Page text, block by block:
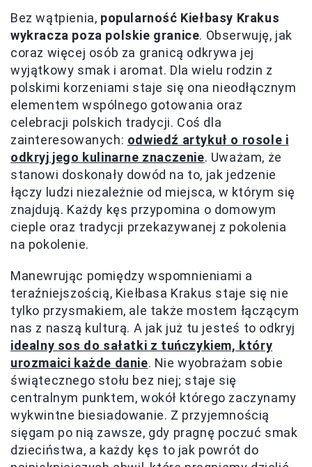
Bez wątpienia, popularność Kiełbasy Krakus
wykracza poza polskie granice. Obserwuję, jak
coraz więcej osób za granicą odkrywa jej
wyjątkowy smak i aromat. Dla wielu rodzin z
polskimi korzeniami staje się ona nieodłącznym
elementem wspólnego gotowania oraz
celebracji polskich tradycji. Coś dla
zainteresowanych: odwiedź artykuł o rosole i
odkryj jego kulinarne znaczenie. Uważam, że
stanowi doskonały dowód na to, jak jedzenie
łączy ludzi niezależnie od miejsca, w którym się
znajdują. Każdy kęs przypomina o domowym
cieple oraz tradycji przekazywanej z pokolenia
na pokolenie.
Manewrując pomiędzy wspomnieniami a
teraźniejszością, Kiełbasa Krakus staje się nie
tylko przysmakiem, ale także mostem łączącym
nas z naszą kulturą. A jak już tu jesteś to odkryj
idealny sos do sałatki z tuńczykiem, który
urozmaici każde danie. Nie wyobrażam sobie
świątecznego stołu bez niej; staje się
centralnym punktem, wokół którego zaczynamy
wykwintne biesiadowanie. Z przyjemnością
sięgam po nią zawsze, gdy pragnę poczuć smak
dzieciństwa, a każdy kęs to jak powrót do